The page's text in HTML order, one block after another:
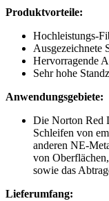
Produktvorteile:
Hochleistungs-
Ausgezeichnete
Hervorragende
Sehr hohe
Anwendungsgebiete:
Die Norton Red
Schleifen von
anderen NE-
von
sowie das
Lieferumfang: